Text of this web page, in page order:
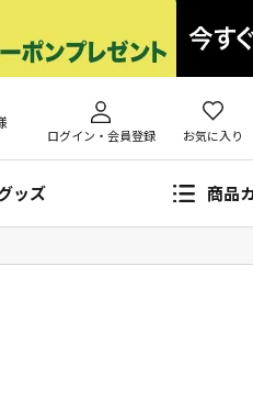
ログイン・会員登録 お気に入り
ッズ 商品